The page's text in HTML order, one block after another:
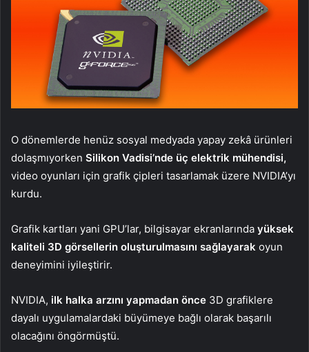
O dönemlerde henüz sosyal medyada yapay zekâ ürünleri
dolaşmıyorken Silikon Vadisi’nde üç elektrik mühendisi,
video oyunları için grafik çipleri tasarlamak üzere NVIDIA’yı
kurdu.
Grafik kartları yani GPU’lar, bilgisayar ekranlarında yüksek
kaliteli 3D görsellerin oluşturulmasını sağlayarak oyun
deneyimini iyileştirir.
NVIDIA, ilk halka arzını yapmadan önce 3D grafiklere
dayalı uygulamalardaki büyümeye bağlı olarak başarılı
olacağını öngörmüştü.